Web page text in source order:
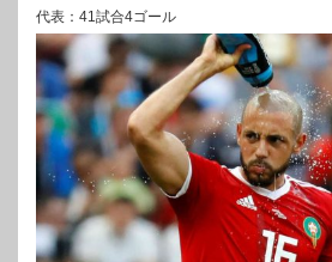
代表：41試合4ゴール